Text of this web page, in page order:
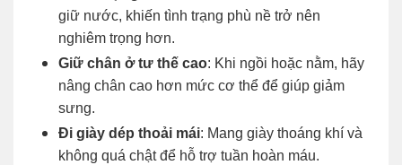
giữ nước, khiến tình trạng phù nề trở nên
nghiêm trọng hơn.
Giữ chân ở tư thế cao: Khi ngồi hoặc nằm, hãy
nâng chân cao hơn mức cơ thể để giúp giảm
sưng.
Đi giày dép thoải mái: Mang giày thoáng khí và
không quá chật để hỗ trợ tuần hoàn máu.